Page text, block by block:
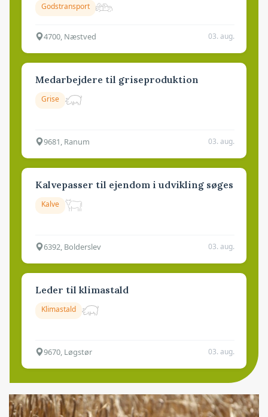
Godstransport
4700, Næstved 03. aug.
Medarbejdere til griseproduktion
Grise
9681, Ranum 03. aug.
Kalvepasser til ejendom i udvikling søges
Kalve
6392, Bolderslev 03. aug.
Leder til klimastald
Klimastald
9670, Løgstør 03. aug.